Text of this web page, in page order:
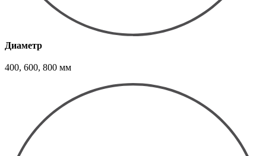
Диаметр
400, 600, 800 мм